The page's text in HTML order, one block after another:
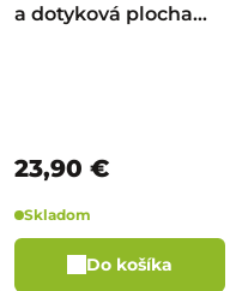
a dotyková plocha
23,90 €
Skladom
Do košíka